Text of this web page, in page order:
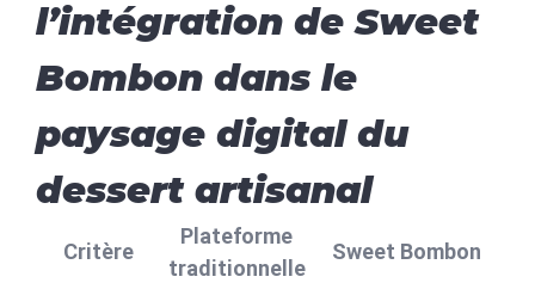
l’intégration de Sweet
Bombon dans le
paysage digital du
dessert artisanal
Critère
Plateforme
traditionnelle
Sweet Bombon